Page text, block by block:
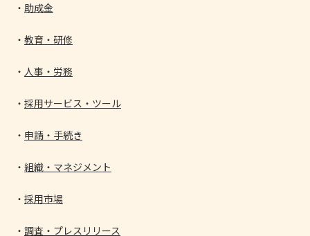
助成金
教育・研修
人事・労務
採用サービス・ツール
申請・手続き
組織・マネジメント
採用市場
調査・プレスリリース